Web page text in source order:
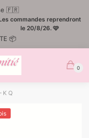
🇫🇷
commandes reprendront
le 20/8/26. 🩷
📦
0
K Q